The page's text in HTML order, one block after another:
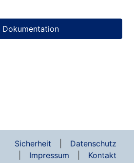
Dokumentation
Sicherheit
Datenschutz
Impressum
Kontakt